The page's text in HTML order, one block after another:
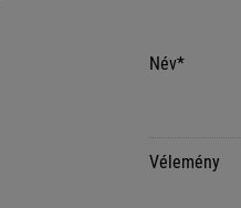
Név*
Vélemény